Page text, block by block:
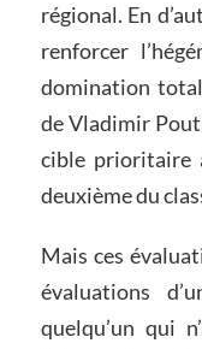
régional. En
renforcer
domination
de Vladimir
cible prioritaire
deuxième du
Mais ces
évaluations
quelqu’un qui